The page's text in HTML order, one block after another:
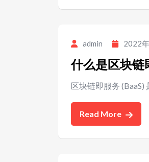
admin 2022
什么是区块链
区块链即服务
Read More